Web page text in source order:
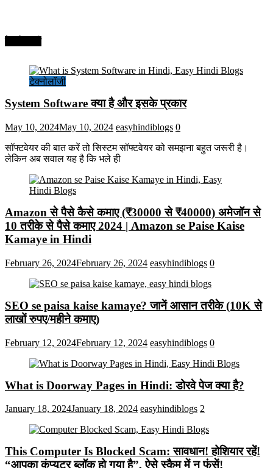
टेक्नोलॉजी
System Software क्या है और इसके प्रकार
May 10, 2024May 10, 2024 easyhindiblogs 0
सॉफ्टवेयर की बात करें तो सिस्टम सॉफ्टवेयर को समझना बहुत जरूरी है।
लेकिन अब सवाल यह है कि भले ही
Amazon से पैसे कैसे कमाए (₹30000 से ₹40000) अमेजॉन से
10 तरीके से पैसे कमाए 2024 | Amazon se Paise Kaise
Kamaye in Hindi
February 26, 2024February 26, 2024 easyhindiblogs 0
SEO se paisa kaise kamaye? जानें आसान तरीके (10K से
लाखों रुपए/महीने कमाए)
February 12, 2024February 12, 2024 easyhindiblogs 0
What is Doorway Pages in Hindi: डोरवे पेज क्या है?
January 18, 2024January 18, 2024 easyhindiblogs 2
This Computer Is Blocked Scam: सावधान! होशियार रहें!
“आपका कंप्यूटर ब्लॉक हो गया है”, ऐसे स्कैम में न फंसें!